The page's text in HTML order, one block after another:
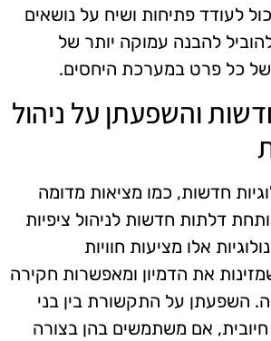
לעודד פתיחות ושיח על נושאים
להבנה עמוקה יותר של
של כל פרט במערכת היחסים.
והשפעתן על ניהול
חדשות, כמו מציאות מדומה
דלתות חדשות לניהול ציפיות
אלו מציעות חוויות
את הדמיון ומאפשרות חקירה
השפעתן על התקשורת בין בני
חיובית, אם משתמשים בהן בצורה